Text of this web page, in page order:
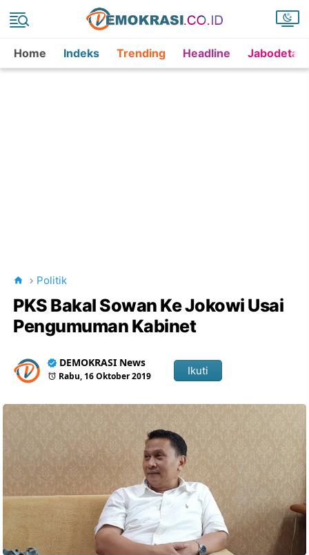
Home Indeks Trending Headline
Politik
PKS Bakal Sowan Ke Jokowi Usai
Pengumuman Kabinet
DEMOKRASI News
Rabu, 16 Oktober 2019 Ikuti